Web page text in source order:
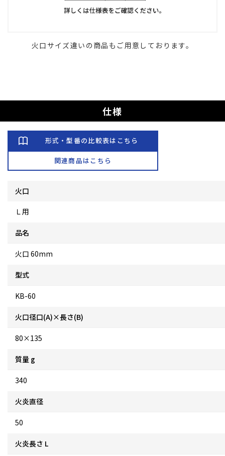
火口サイズ違いの商品もご用意しております。
仕様
形式・型番の比較表はこちら
関連商品はこちら
火口
Ｌ用
品名
火口 60mm
型式
KB-60
火口径口(A)×長さ(B)
80×135
質量 g
340
火炎直径
50
火炎長さ L